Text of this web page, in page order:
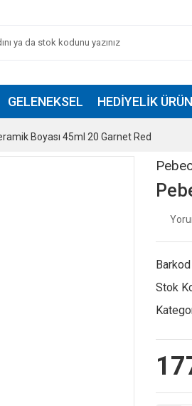
GELENEKSEL HEDIYELIK
Boyası 45ml 20 Garnet Red
Stok